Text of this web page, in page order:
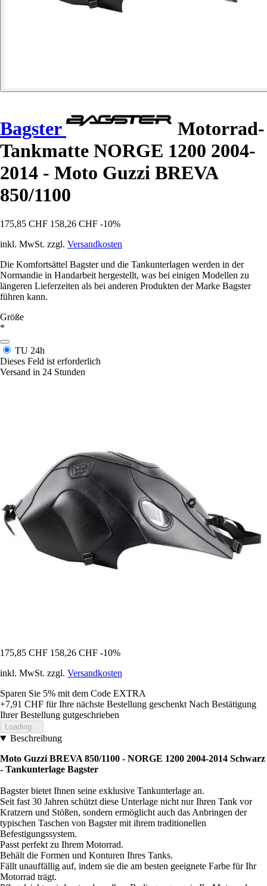
Bagster
Motorrad-
Tankmatte NORGE 1200 2004-
2014 - Moto Guzzi BREVA
850/1100
175,85 CHF 158,26 CHF -10%
inkl. MwSt. zzgl. Versandkosten
Die Komfortsättel Bagster und die Tankunterlagen werden in der
Normandie in Handarbeit hergestellt, was bei einigen Modellen zu
längeren Lieferzeiten als bei anderen Produkten der Marke Bagster
führen kann.
Größe
*
TU 24h
Dieses Feld ist erforderlich
Versand in 24 Stunden
175,85 CHF 158,26 CHF -10%
inkl. MwSt. zzgl. Versandkosten
Sparen Sie 5% mit dem Code EXTRA
+7,91 CHF für Ihre nächste Bestellung geschenkt Nach Bestätigung
Ihrer Bestellung gutgeschrieben
Loading...
Beschreibung
Moto Guzzi BREVA 850/1100 - NORGE 1200 2004-2014 Schwarz
- Tankunterlage Bagster
Bagster bietet Ihnen seine exklusive Tankunterlage an.
Seit fast 30 Jahren schützt diese Unterlage nicht nur Ihren Tank vor
Kratzern und Stößen, sondern ermöglicht auch das Anbringen der
typischen Taschen von Bagster mit ihrem traditionellen
Befestigungssystem.
Passt perfekt zu Ihrem Motorrad.
Behält die Formen und Konturen Ihres Tanks.
Fällt unauffällig auf, indem sie die am besten geeignete Farbe für Ihr
Motorrad trägt.